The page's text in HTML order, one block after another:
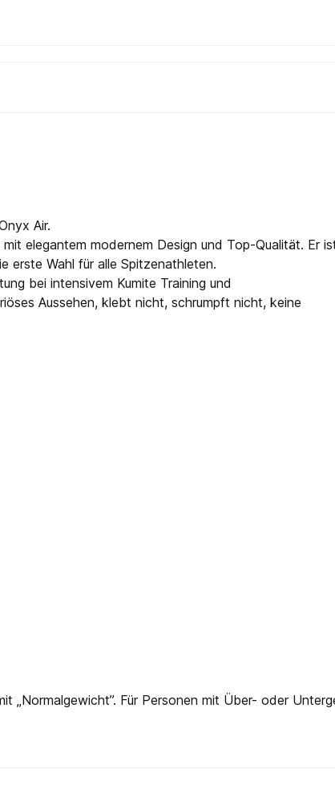
Air.
elegantem modernem Design und Top-Qualität. Er
erste Wahl für alle Spitzenathleten.
bei intensivem Kumite Training und
Aussehen, klebt nicht, schrumpft nicht, keine
Für Personen mit Über- oder